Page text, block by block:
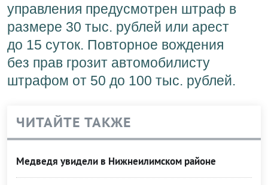
управления предусмотрен штраф в
размере 30 тыс. рублей или арест
до 15 суток. Повторное вождения
без прав грозит автомобилисту
штрафом от 50 до 100 тыс. рублей.
ЧИТАЙТЕ ТАКЖЕ
Медведя увидели в Нижнеилимском районе